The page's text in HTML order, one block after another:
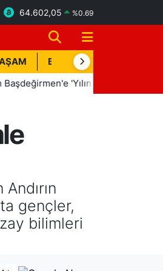
64.602,05 %0.69
BİK İLAN
'Yılın En Başarılı Belediye
gençler,
bilimleri